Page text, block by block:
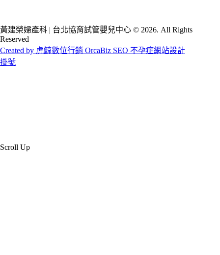
黃建榮婦產科 | 台北協育試管嬰兒中心 © 2026. All Rights
Reserved
Created by 虎鯨數位行銷 OrcaBiz SEO 不孕症網站設計
掛號
Scroll Up